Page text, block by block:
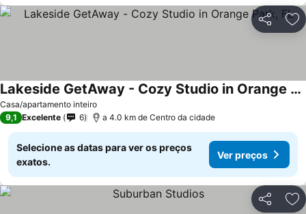
Partilhar
Casa/apartamento inteiro
Lakeside GetAway - Cozy Studio in Orange Park, FL
Ver preços
9,1 Excelente 6 a 4.0 km de Centro da cidade
Selecione as datas para ver os preços
exatos.
Ver preços
Partilhar